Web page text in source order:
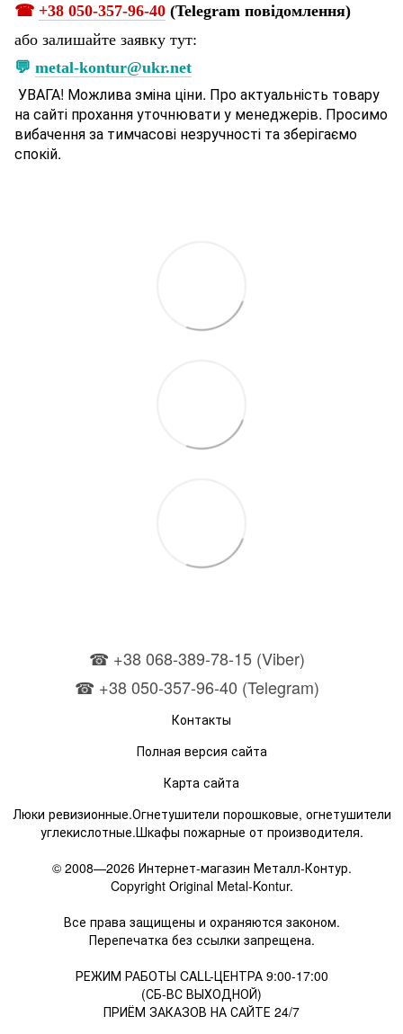
☎ +38 050-357-96-40 (Telegram повідомлення)
або залишайте заявку тут:
💬 metal-kontur@ukr.net
УВАГА! Можлива зміна ціни. Про актуальність товару
на сайті прохання уточнювати у менеджерів. Просимо
вибачення за тимчасові незручності та зберігаємо
спокій.
☎ +38 068-389-78-15 (Viber)
☎ +38 050-357-96-40 (Telegram)
Контакты
Полная версия сайта
Карта сайта
Люки ревизионные.Огнетушители порошковые, огнетушители
углекислотные.Шкафы пожарные от производителя.
© 2008—2026 Интернет-магазин Металл-Контур.
Copyright Original Metal-Kontur.
Все права защищены и охраняются законом.
Перепечатка без ссылки запрещена.
РЕЖИМ РАБОТЫ CALL-ЦЕНТРА 9:00-17:00
(СБ-ВС ВЫХОДНОЙ)
ПРИЁМ ЗАКАЗОВ НА САЙТЕ 24/7